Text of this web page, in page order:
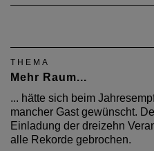
THEMA
Mehr Raum...
... hätte sich beim
mancher Gast gewünscht.
Einladung der dreizehn
alle Rekorde gebrochen.